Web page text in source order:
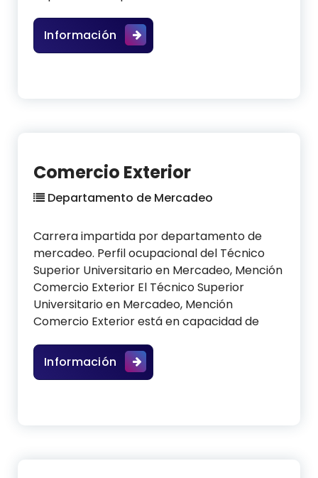
Información Mercadeo
Comercio Exterior
Departamento de Mercadeo
Carrera impartida por departamento de
mercadeo. Perfil ocupacional del Técnico
Superior Universitario en Mercadeo, Mención
Comercio Exterior El Técnico Superior
Universitario en Mercadeo, Mención
Comercio Exterior está en capacidad de
Información Comercio Exterior